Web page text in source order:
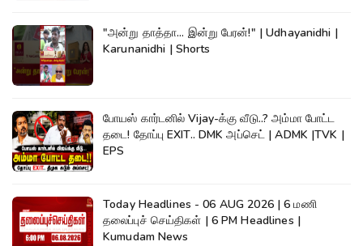
"அன்று தாத்தா... இன்று பேரன்!" | Udhayanidhi |
Karunanidhi | Shorts
போயஸ் கார்டனில் Vijay-க்கு வீடு..? அம்மா போட்ட
தடை! தோப்பு EXIT.. DMK அப்செட் | ADMK |TVK |
EPS
Today Headlines - 06 AUG 2026 | 6 மணி
தலைப்புச் செய்திகள் | 6 PM Headlines |
Kumudam News